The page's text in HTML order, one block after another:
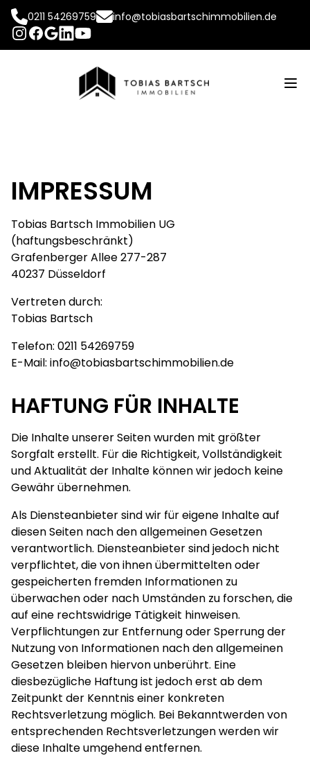
0211 54269759
info@tobiasbartschimmobilien.de
INSTAGRAM
FACEBOOK
GOOGLE
LINKEDINYOUTUBE
IMPRESSUM
Tobias Bartsch Immobilien UG
(haftungsbeschränkt)
Grafenberger Allee 277-287
40237 Düsseldorf
Vertreten durch:
Tobias Bartsch
Telefon: 0211 54269759
E-Mail: info@tobiasbartschimmobilien.de
HAFTUNG FÜR INHALTE
Die Inhalte unserer Seiten wurden mit größter
Sorgfalt erstellt. Für die Richtigkeit, Vollständigkeit
und Aktualität der Inhalte können wir jedoch keine
Gewähr übernehmen.
Als Diensteanbieter sind wir für eigene Inhalte auf
diesen Seiten nach den allgemeinen Gesetzen
verantwortlich. Diensteanbieter sind jedoch nicht
verpflichtet, die von ihnen übermittelten oder
gespeicherten fremden Informationen zu
überwachen oder nach Umständen zu forschen, die
auf eine rechtswidrige Tätigkeit hinweisen.
Verpflichtungen zur Entfernung oder Sperrung der
Nutzung von Informationen nach den allgemeinen
Gesetzen bleiben hiervon unberührt. Eine
diesbezügliche Haftung ist jedoch erst ab dem
Zeitpunkt der Kenntnis einer konkreten
Rechtsverletzung möglich. Bei Bekanntwerden von
entsprechenden Rechtsverletzungen werden wir
diese Inhalte umgehend entfernen.